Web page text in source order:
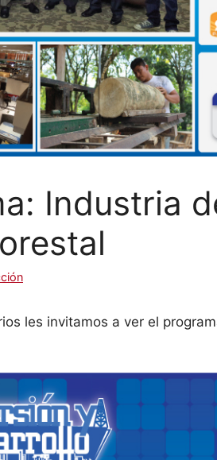
Industria
les invitamos a ver el